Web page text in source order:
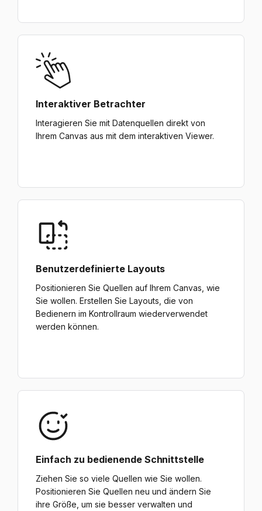
Interaktiver Betrachter
Interagieren Sie mit Datenquellen direkt von
Ihrem Canvas aus mit dem interaktiven Viewer.
Benutzerdefinierte Layouts
Positionieren Sie Quellen auf Ihrem Canvas, wie
Sie wollen. Erstellen Sie Layouts, die von
Bedienern im Kontrollraum wiederverwendet
werden können.
Einfach zu bedienende Schnittstelle
Ziehen Sie so viele Quellen wie Sie wollen.
Positionieren Sie Quellen neu und ändern Sie
ihre Größe, um sie besser verwalten und